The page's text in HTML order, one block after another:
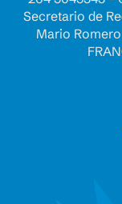
Secretario de
Mario